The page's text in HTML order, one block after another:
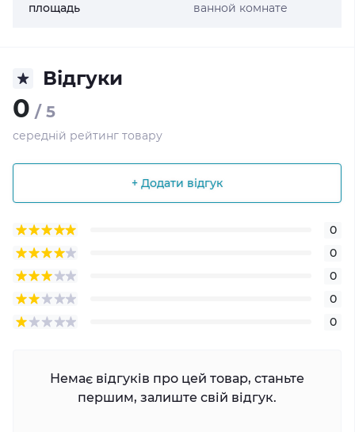
площадь
ванной комнате
Відгуки
0 / 5
середній рейтинг товару
+ Додати відгук
0
0
0
0
0
Немає відгуків про цей товар, станьте
першим, залиште свій відгук.